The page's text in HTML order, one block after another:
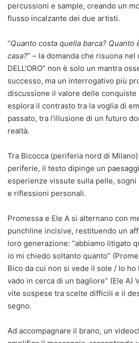
percussioni e sample, creando un
flusso incalzante dei due artisti.
“Quanto costa quella barca? Quanto
casa?” – la domanda che risuona nel
DELL’ORO” non è solo un mantra
successo, ma un interrogativo più
discussione il valore delle conquiste
esplora il contrasto tra la voglia di
passato, tra l’illusione di un futuro
realtà.
Tra Bicocca (periferia nord di
periferie, il testo dipinge un
esperienze vissute sulla pelle,
e riflessioni personali.
Promessa e Ele A si alternano con
punchline incisive, restituendo un
loro generazione: “abbiamo litigato
io mi chiedo soltanto quanto”
Bico da cui non si vede il sole / Io ho
vado in cerca di un bagliore” (Ele A)
vite sospese tra scelte difficili e il
segno.
Ad accompagnare il brano, un